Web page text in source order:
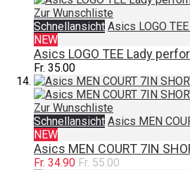
Zur Wunschliste
Schnellansicht Asics LOGO
NEW
Asics LOGO TEE Lady
Fr. 35.00
Zur Wunschliste
Schnellansicht Asics MEN
NEW
Asics MEN COURT 7IN
Fr. 34.90 Fr. 55.00